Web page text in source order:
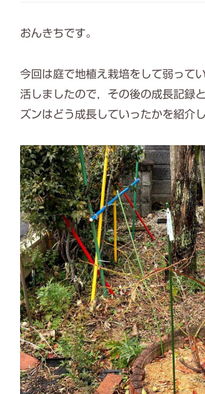
おんきちです。
今回は庭で地植え栽培をして弱っ
活しましたので，その後の成長記
ズンはどう成長していったかを紹介し